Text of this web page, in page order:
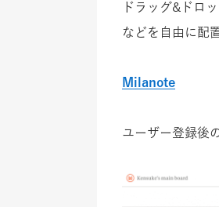
ドラッグ&ドロ
などを自由に配
Milanote
ユーザー登録後